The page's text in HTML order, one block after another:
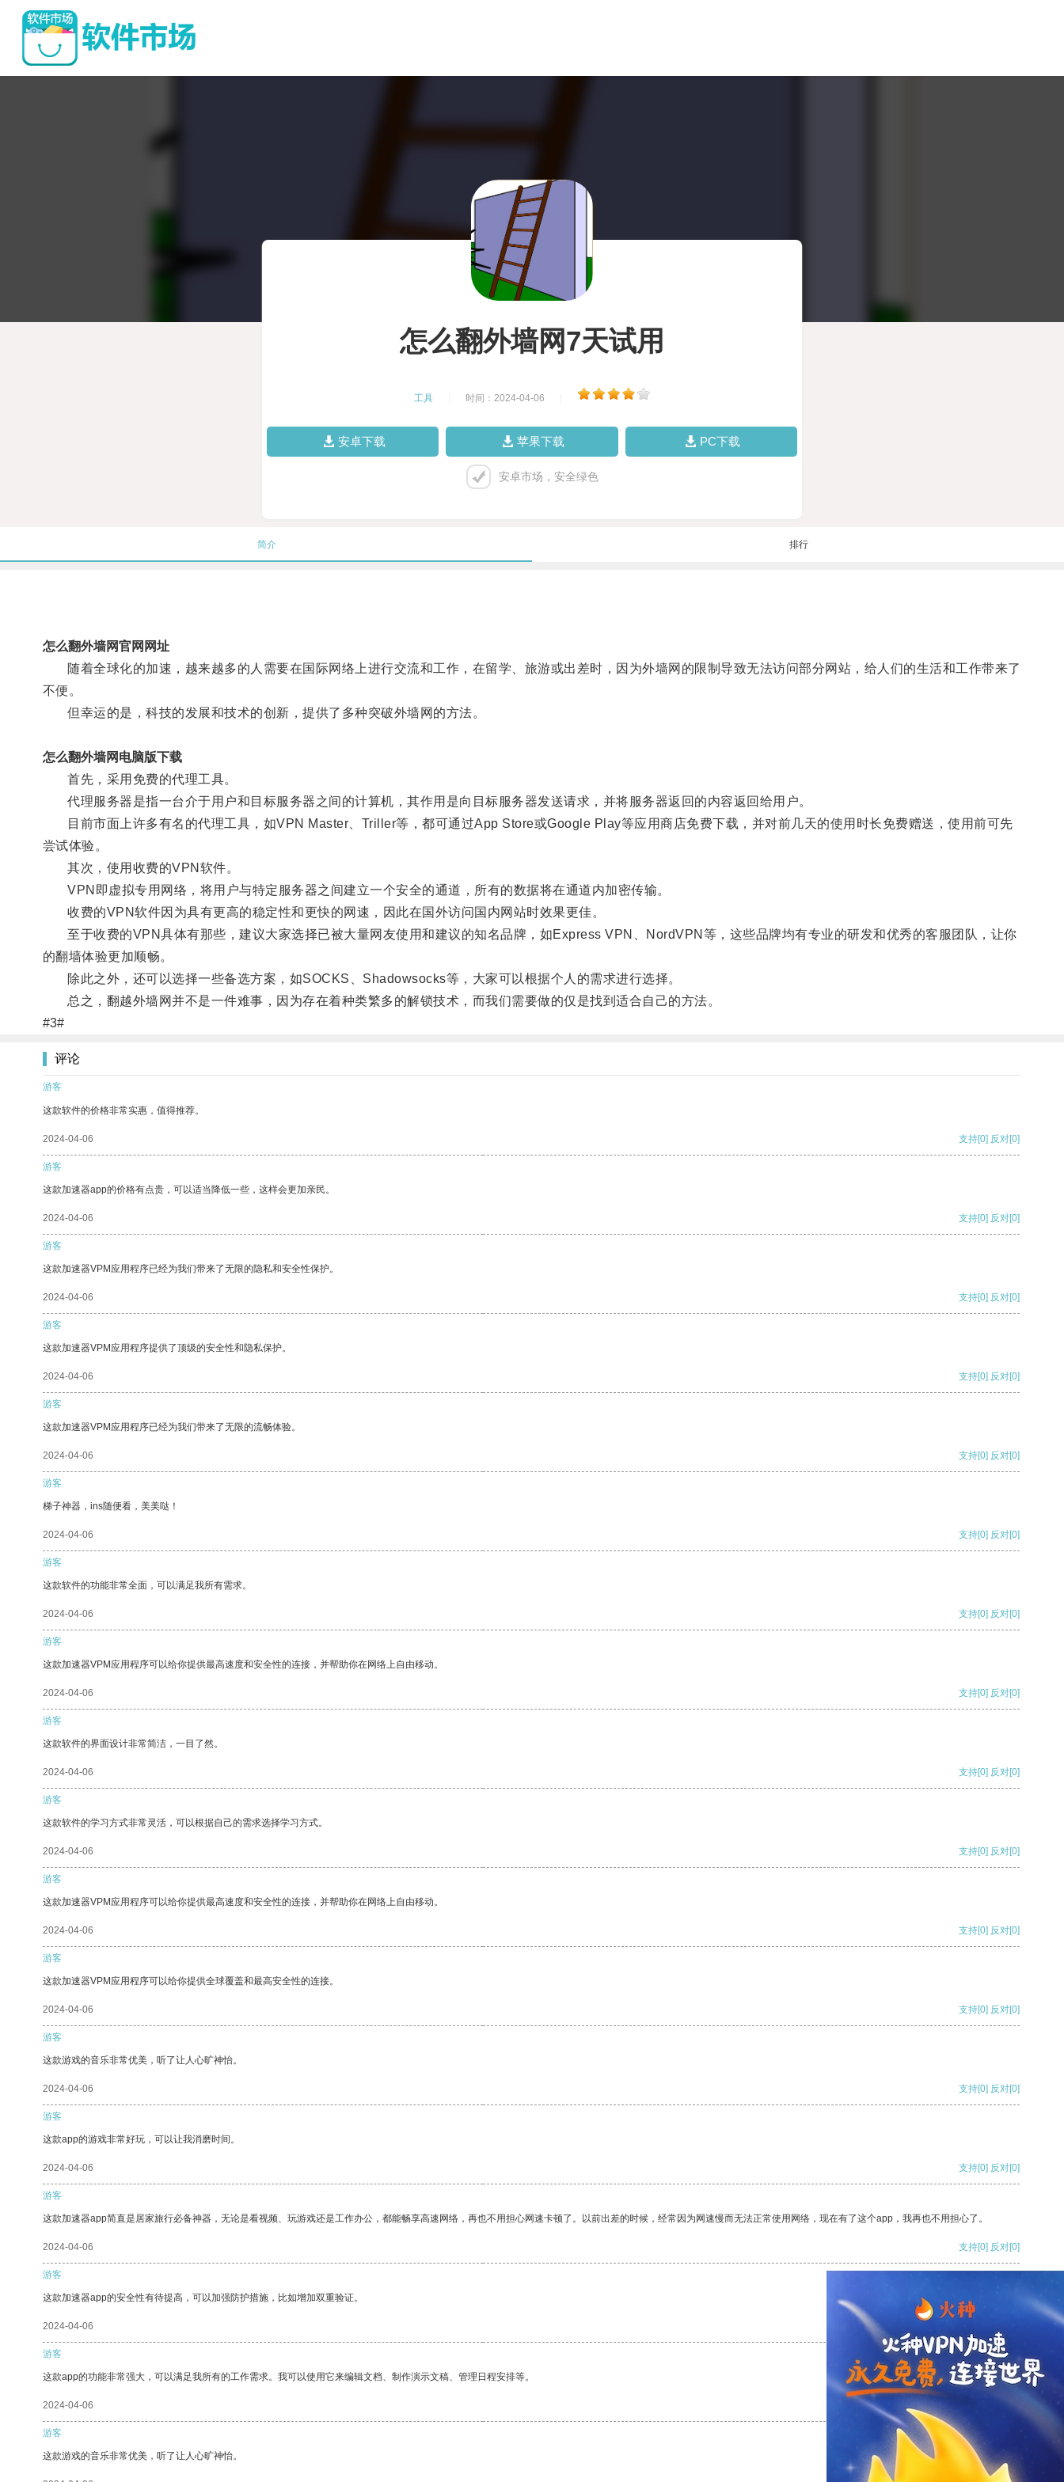
怎么翻外墙网7天试用
工具 时间：2024-04-06
安卓下载 苹果下载 PC下载
安卓市场，安全绿色
简介 排行
怎么翻外墙网官网网址
随着全球化的加速，越来越多的人需要在国际网络上进行交流和工作，在留学、旅游或出差时，因为外墙网的限制导致无法访问部分网站，给人们的生活和工作带来了
不便。
但幸运的是，科技的发展和技术的创新，提供了多种突破外墙网的方法。
怎么翻外墙网电脑版下载
首先，采用免费的代理工具。
代理服务器是指一台介于用户和目标服务器之间的计算机，其作用是向目标服务器发送请求，并将服务器返回的内容返回给用户。
目前市面上许多有名的代理工具，如VPN Master、Triller等，都可通过App Store或Google Play等应用商店免费下载，并对前几天的使用时长免费赠送，使用前可先
尝试体验。
其次，使用收费的VPN软件。
VPN即虚拟专用网络，将用户与特定服务器之间建立一个安全的通道，所有的数据将在通道内加密传输。
收费的VPN软件因为具有更高的稳定性和更快的网速，因此在国外访问国内网站时效果更佳。
至于收费的VPN具体有那些，建议大家选择已被大量网友使用和建议的知名品牌，如Express VPN、NordVPN等，这些品牌均有专业的研发和优秀的客服团队，让你
的翻墙体验更加顺畅。
除此之外，还可以选择一些备选方案，如SOCKS、Shadowsocks等，大家可以根据个人的需求进行选择。
总之，翻越外墙网并不是一件难事，因为存在着种类繁多的解锁技术，而我们需要做的仅是找到适合自己的方法。
#3#
评论
游客
这款软件的价格非常实惠，值得推荐。
2024-04-06 支持[0] 反对[0]
游客
这款加速器app的价格有点贵，可以适当降低一些，这样会更加亲民。
2024-04-06 支持[0] 反对[0]
游客
这款加速器VPM应用程序已经为我们带来了无限的隐私和安全性保护。
2024-04-06 支持[0] 反对[0]
游客
这款加速器VPM应用程序提供了顶级的安全性和隐私保护。
2024-04-06 支持[0] 反对[0]
游客
这款加速器VPM应用程序已经为我们带来了无限的流畅体验。
2024-04-06 支持[0] 反对[0]
游客
梯子神器，ins随便看，美美哒！
2024-04-06 支持[0] 反对[0]
游客
这款软件的功能非常全面，可以满足我所有需求。
2024-04-06 支持[0] 反对[0]
游客
这款加速器VPM应用程序可以给你提供最高速度和安全性的连接，并帮助你在网络上自由移动。
2024-04-06 支持[0] 反对[0]
游客
这款软件的界面设计非常简洁，一目了然。
2024-04-06 支持[0] 反对[0]
游客
这款软件的学习方式非常灵活，可以根据自己的需求选择学习方式。
2024-04-06 支持[0] 反对[0]
游客
这款加速器VPM应用程序可以给你提供最高速度和安全性的连接，并帮助你在网络上自由移动。
2024-04-06 支持[0] 反对[0]
游客
这款加速器VPM应用程序可以给你提供全球覆盖和最高安全性的连接。
2024-04-06 支持[0] 反对[0]
游客
这款游戏的音乐非常优美，听了让人心旷神怡。
2024-04-06 支持[0] 反对[0]
游客
这款app的游戏非常好玩，可以让我消磨时间。
2024-04-06 支持[0] 反对[0]
游客
这款加速器app简直是居家旅行必备神器，无论是看视频、玩游戏还是工作办公，都能畅享高速网络，再也不用担心网速卡顿了。以前出差的时候，经常因为网速慢而无法正常使用网络，现在有了这个app，我再也不用担心了。
2024-04-06 支持[0] 反对[0]
游客
这款加速器app的安全性有待提高，可以加强防护措施，比如增加双重验证。
2024-04-06
游客
这款app的功能非常强大，可以满足我所有的工作需求。我可以使用它来编辑文档、制作演示文稿、管理日程安排等。
2024-04-06 反对
游客
这款游戏的音乐非常优美，听了让人心旷神怡。